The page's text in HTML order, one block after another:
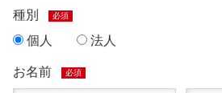
種別 必須
個人 法人
お名前 必須